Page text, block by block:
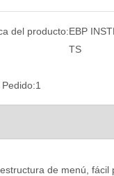
de espesor ultrasónico
del producto:EBP
TS
Pedido:1
de menú, fácil